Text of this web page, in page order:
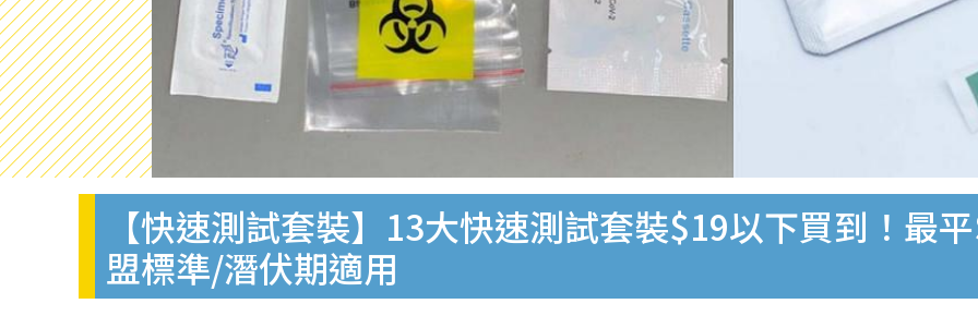
【快速測試套裝】13大快速測試套裝$19以下買到！最
盟標準/潛伏期適用